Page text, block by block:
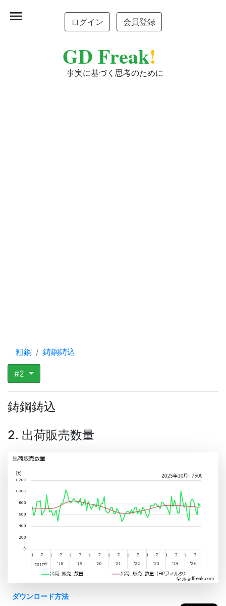
ログイン 会員登録
GD Freak!
事実に基づく思考のために
menu
粗鋼 鋳鋼鋳込
#2
鋳鋼鋳込
2. 出荷販売数量
ダウンロード方法